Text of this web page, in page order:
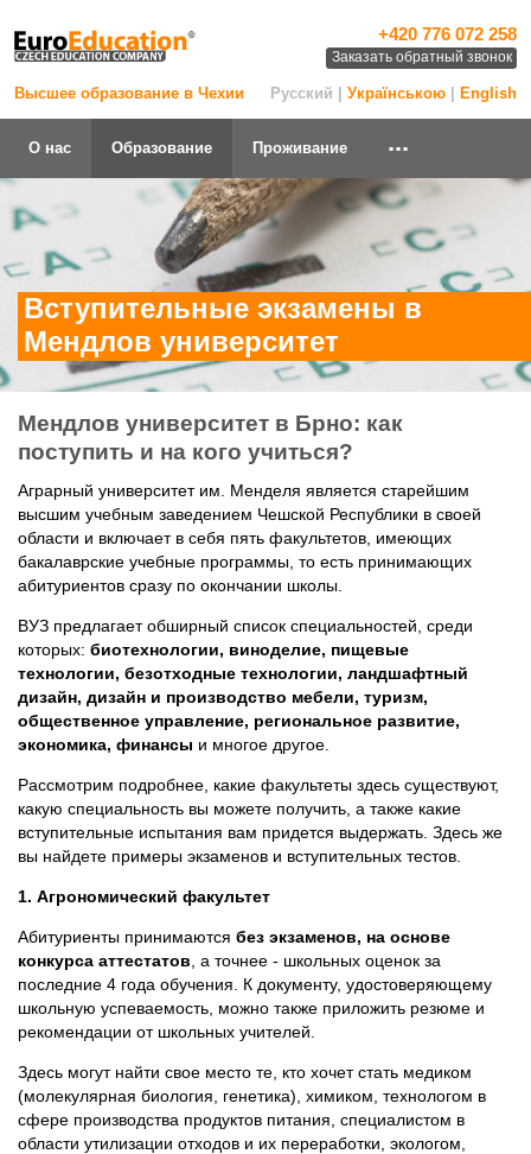
Высшее образование в Чехии
+420 776 072 258
Заказать обратный звонок
Русский | Українською English
О нас Образование Проживание ...
Вступительные экзамены в
Мендлов университет
Мендлов университет в Брно: как
поступить и на кого учиться?
Аграрный университет им. Менделя является старейшим
высшим учебным заведением Чешской Республики в своей
области и включает в себя пять факультетов, имеющих
бакалаврские учебные программы, то есть принимающих
абитуриентов сразу по окончании школы.
ВУЗ предлагает обширный список специальностей, среди
которых: биотехнологии, виноделие, пищевые
технологии, безотходные технологии, ландшафтный
дизайн, дизайн и производство мебели, туризм,
общественное управление, региональное развитие,
экономика, финансы и многое другое.
Рассмотрим подробнее, какие факультеты здесь существуют,
какую специальность вы можете получить, а также какие
вступительные испытания вам придется выдержать. Здесь же
вы найдете примеры экзаменов и вступительных тестов.
1. Агрономический факультет
Абитуриенты принимаются без экзаменов, на основе
конкурса аттестатов , а точнее - школьных оценок за
последние 4 года обучения. К документу, удостоверяющему
школьную успеваемость, можно также приложить резюме и
рекомендации от школьных учителей.
Здесь могут найти свое место те, кто хочет стать медиком
(молекулярная биология, генетика), химиком, технологом в
сфере производства продуктов питания, специалистом в
области утилизации отходов и их переработки, экологом,